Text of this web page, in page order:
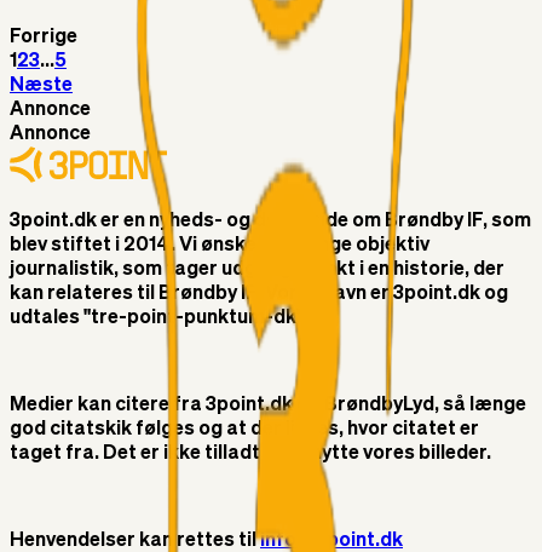
Forrige
1 23...5
Næste
Annonce
Annonce
3point.dk er en nyheds- og debatside om Brøndby IF, som
blev stiftet i 2014. Vi ønsker at bringe objektiv
journalistik, som tager udgangspunkt i en historie, der
kan relateres til Brøndby IF. Vores navn er 3point.dk og
udtales "tre-point-punktum-dk"
Medier kan citere fra 3point.dk og BrøndbyLyd, så længe
god citatskik følges og at der linkes, hvor citatet er
taget fra. Det er ikke tilladt at benytte vores billeder.
Henvendelser kan rettes tilinfo@3point.dk